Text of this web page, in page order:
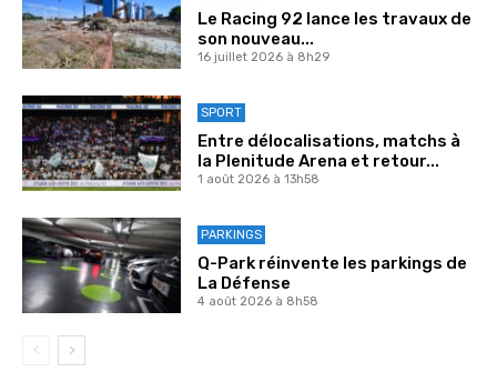
Le Racing 92 lance les travaux de
son nouveau...
16 juillet 2026 à 8h29
SPORT
Entre délocalisations, matchs à
la Plenitude Arena et retour...
1 août 2026 à 13h58
PARKINGS
Q-Park réinvente les parkings de
La Défense
4 août 2026 à 8h58